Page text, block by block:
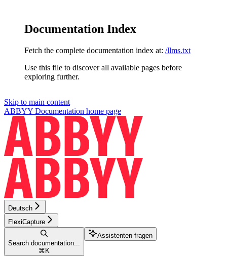
Documentation Index
Fetch the complete documentation index at: /llms.txt
Use this file to discover all available pages before
exploring further.
Skip to main content
ABBYY Documentation home page
Deutsch
FlexiCapture
Search documentation...
⌘ K
Assistenten fragen